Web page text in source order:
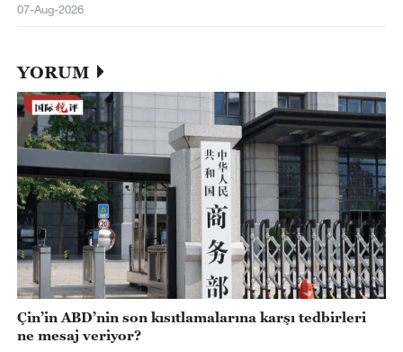
07-Aug-2026
YORUM
Çin’in ABD’nin son kısıtlamalarına karşı tedbirleri
ne mesaj veriyor?